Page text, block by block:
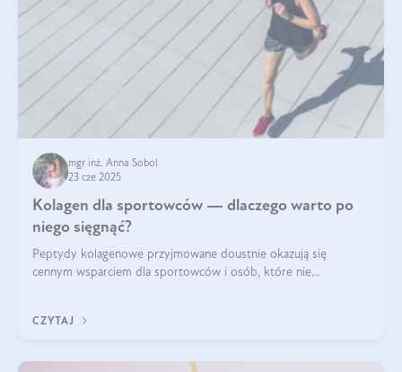
mgr inż. Anna Sobol
23 cze 2025
Kolagen dla sportowców — dlaczego warto po
niego sięgnąć?
Peptydy kolagenowe przyjmowane doustnie okazują się
cennym wsparciem dla sportowców i osób, które nie
CZYTAJ